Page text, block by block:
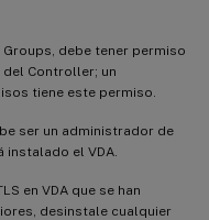
Groups, debe tener permiso
Controller; un
tiene este permiso.
ser un administrador de
instalado el VDA.
en VDA que se han
desinstale cualquier